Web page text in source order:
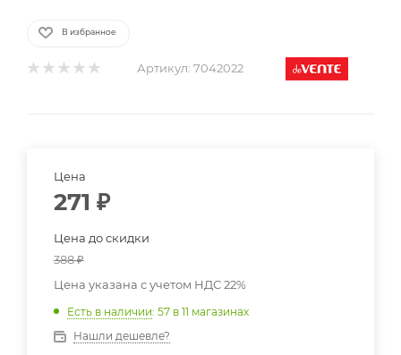
В избранное
Артикул: 7042022
Цена
271 ₽
Цена до скидки
388₽
Цена указана с учетом НДС 22%
Есть в наличии: 57 в 11 магазинах
Нашли дешевле?